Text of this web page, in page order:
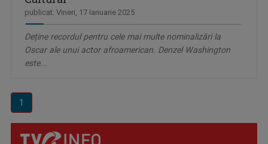
publicat: Vineri, 17 Ianuarie 2025
Deține recordul pentru cele mai multe nominalizări la
Oscar ale unui actor afroamerican. Denzel Washington
este...
1